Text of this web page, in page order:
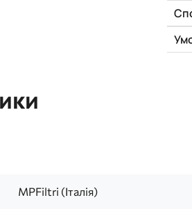
MPFiltri (Італія)